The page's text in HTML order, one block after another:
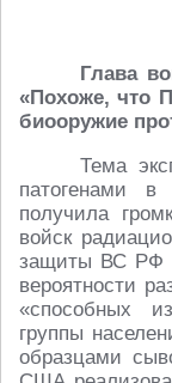
Глава
«Похоже, что
биооружие
Тема
патогенами в
получила
войск
защиты ВС РФ
вероятности
«способных
группы
образцами